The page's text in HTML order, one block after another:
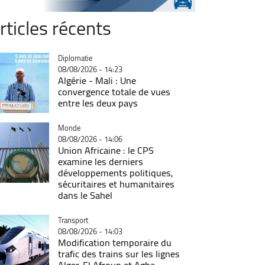
récents
Catégorie
Diplomatie
08/08/2026 - 14:23
Algérie - Mali : Une
convergence totale de vues
entre les deux pays
Catégorie
Monde
08/08/2026 - 14:06
Union Africaine : le CPS
examine les derniers
développements politiques,
sécuritaires et humanitaires
dans le Sahel
Catégorie
Transport
08/08/2026 - 14:03
Modification temporaire du
trafic des trains sur les lignes